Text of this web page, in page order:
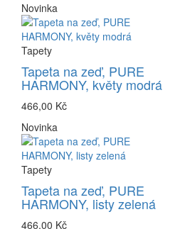
Novinka
Tapety
Tapeta na zeď, PURE
HARMONY, květy modrá
466,00 Kč
Novinka
Tapety
Tapeta na zeď, PURE
HARMONY, listy zelená
466,00 Kč